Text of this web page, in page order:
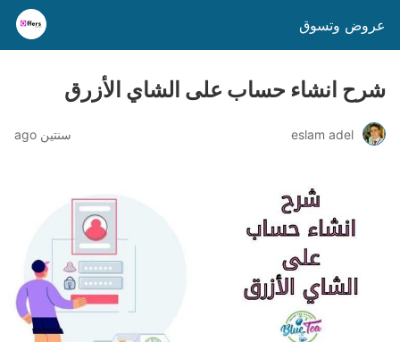
عروض وتسوق
شرح انشاء حساب على الشاي الأزرق
eslam adel سنتين ago